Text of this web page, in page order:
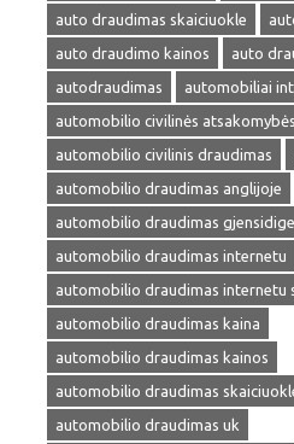
auto draudimas skaiciuokle
auto draudimo kainos
auto
autodraudimas
automobiliai
automobilio civilinės
automobilio civilinis draudimas
automobilio draudimas anglijoje
automobilio draudimas gjensidige
automobilio draudimas internetu
automobilio draudimas internetu
automobilio draudimas kaina
automobilio draudimas kainos
automobilio draudimas
automobilio draudimas uk